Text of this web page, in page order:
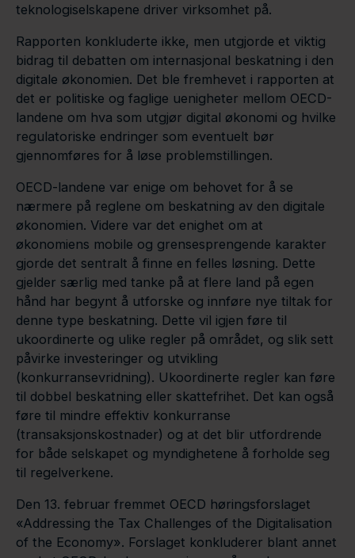
teknologiselskapene driver virksomhet på.
Rapporten konkluderte ikke, men utgjorde et viktig
bidrag til debatten om internasjonal beskatning i den
digitale økonomien. Det ble fremhevet i rapporten at
det er politiske og faglige uenigheter mellom OECD-
landene om hva som utgjør digital økonomi og hvilke
regulatoriske endringer som eventuelt bør
gjennomføres for å løse problemstillingen.
OECD-landene var enige om behovet for å se
nærmere på reglene om beskatning av den digitale
økonomien. Videre var det enighet om at
økonomiens mobile og grensesprengende karakter
gjorde det sentralt å finne en felles løsning. Dette
gjelder særlig med tanke på at flere land på egen
hånd har begynt å utforske og innføre nye tiltak for
denne type beskatning. Dette vil igjen føre til
ukoordinerte og ulike regler på området, og slik sett
påvirke investeringer og utvikling
(konkurransevridning). Ukoordinerte regler kan føre
til dobbel beskatning eller skattefrihet. Det kan også
føre til mindre effektiv konkurranse
(transaksjonskostnader) og at det blir utfordrende
for både selskapet og myndighetene å forholde seg
til regelverkene.
Den 13. februar fremmet OECD høringsforslaget
«Addressing the Tax Challenges of the Digitalisation
of the Economy». Forslaget konkluderer blant annet